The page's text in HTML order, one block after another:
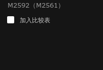
M2592（M2561）
加入比较表